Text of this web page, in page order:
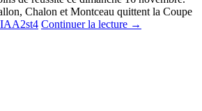
Chalon et Montceau quittent la Coupe
Continuer la lecture →